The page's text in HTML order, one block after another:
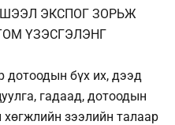
ЭКСПОГ ЗОРЬЖ
ҮЗЭСГЭЛЭНГ
дотоодын бүх их, дээд
гадаад, дотоодын
хөгжлийн зээлийн талаар